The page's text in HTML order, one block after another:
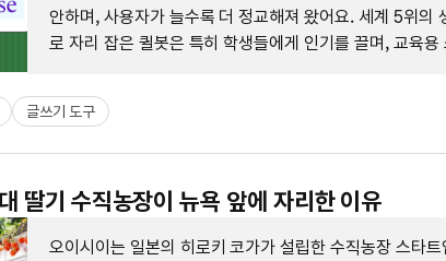
안하며, 사용자가 늘수록 더 정교해져 왔어요. 세계 5위의
로 자리 잡은 퀼봇은 특히 학생들에게 인기를 끌며, 교육용
글쓰기 도구
딸기 수직농장이 뉴욕 앞에 자리한 이유
오이시이는 일본의 히로키 코가가 설립한 수직농장 스타트